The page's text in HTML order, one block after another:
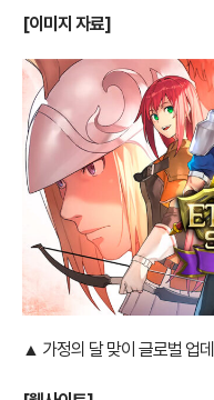
[이미지 자료]
▲ 가정의 달 맞이 글로벌 업